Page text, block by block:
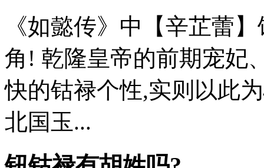
《如懿传》中【辛芷蕾
角! 乾隆皇帝的前期宠妃
快的钴禄个性,实则以此
北国玉...